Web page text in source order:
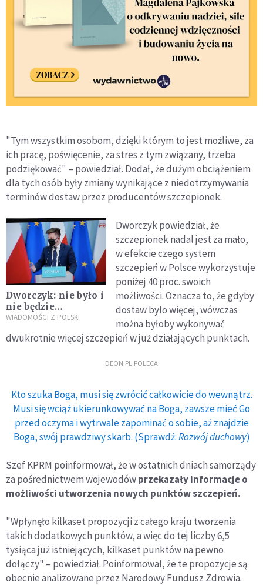
"Tym wszystkim osobom, dzięki którym to jest możliwe, za
ich pracę, poświęcenie, za stres z tym związany, trzeba
podziękować" – powiedział. Dodał, że dużym obciążeniem
dla tych osób były zmiany wynikające z niedotrzymywania
terminów dostaw przez producentów szczepionek.
Dworczyk: nie było i
nie będzie
możliwości wyboru
COVID-19
WIADOMOŚCI Z POLSKI
Dworczyk powiedział, że
szczepionek nadal jest za mało,
w efekcie czego system
szczepień w Polsce wykorzystuje
poniżej 40 proc. swoich
możliwości. Oznacza to, że gdyby
dostaw było więcej, wówczas
można byłoby wykonywać
dwukrotnie więcej szczepień w już działających punktach.
DEON.PL POLECA
Kto szuka Boga, musi się zwrócić całkowicie do wewnątrz.
Musi się wciąż ukierunkowywać na Boga, zawsze mieć Go
przed oczyma i wytrwale zapominać o sobie, aż znajdzie
Boga, swój prawdziwy skarb. (Sprawdź:Rozwój duchowy)
Szef KPRM poinformował, że w ostatnich dniach samorządy
za pośrednictwem wojewodówprzekazały informacje o
możliwości utworzenia nowych punktów szczepień.
"Wpłynęło kilkaset propozycji z całego kraju tworzenia
takich dodatkowych punktów, a więc do tej liczby 6,5
tysiąca już istniejących, kilkaset punktów na pewno
dołączy" – powiedział. Poinformował, że te propozycje są
obecnie analizowane przez Narodowy Fundusz Zdrowia.